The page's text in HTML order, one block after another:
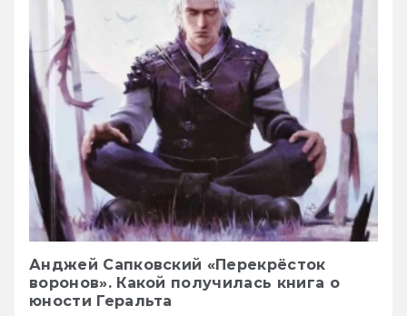
Анджей Сапковский «Перекрёсток
воронов». Какой получилась книга о
юности Геральта